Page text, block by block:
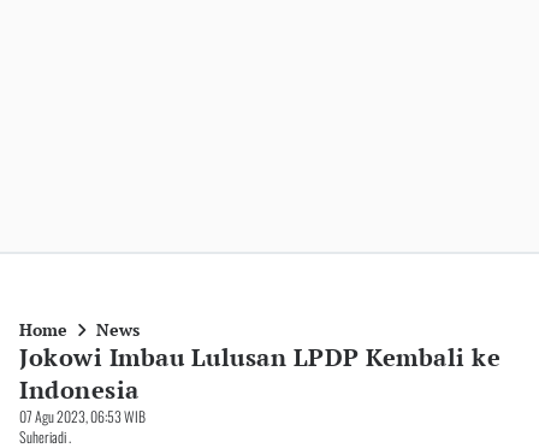
Home News
Jokowi Imbau Lulusan LPDP Kembali ke
Indonesia
07 Agu 2023, 06:53 WIB
Suheriadi .